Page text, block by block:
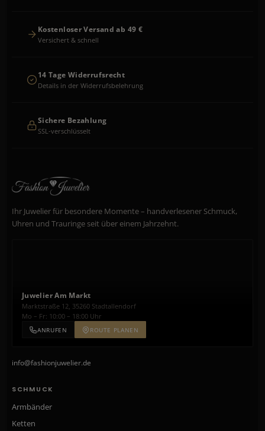
Kostenloser Versand ab 49 €
Versichert & schnell
14 Tage Widerrufsrecht
Details in der Widerrufsbelehrung
Sichere Bezahlung
SSL-verschlüsselt
Ihr Juwelier für besondere Momente – handverlesener Schmuck,
Uhren und Trauringe seit über einem Jahrzehnt.
Juwelier Am Markt
Marktstraße 12, 35260 Stadtallendorf
Mo – Fr: 10:00 – 18:00 Uhr
ANRUFEN ROUTE PLANEN
info@fashionjuwelier.de
SCHMUCK
Armbänder
Ketten